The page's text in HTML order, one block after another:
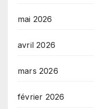
mai 2026
avril 2026
mars 2026
février 2026